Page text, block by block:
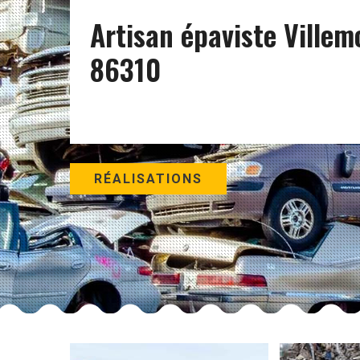
Artisan épaviste
86310
RÉALISATIONS